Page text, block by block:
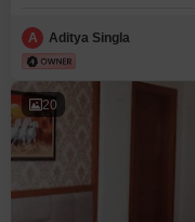
A Aditya Singla
20